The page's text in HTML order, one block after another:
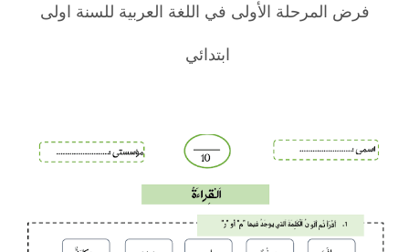
فرض المرحلة الأولى في اللغة العربية للسنة اولى
ابتدائي